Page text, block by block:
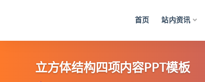
首页 站内资讯
立方体结构四项内容PPT模板